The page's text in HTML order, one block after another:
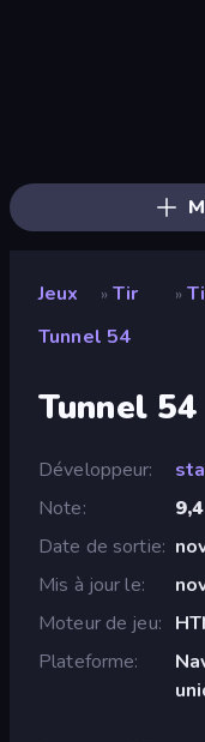
Jeux » Tir »
Tunnel 54
Tunnel 54
Développeur
Note
9,4
Date de sortie
Mis à jour le
Moteur de jeu
Plateforme